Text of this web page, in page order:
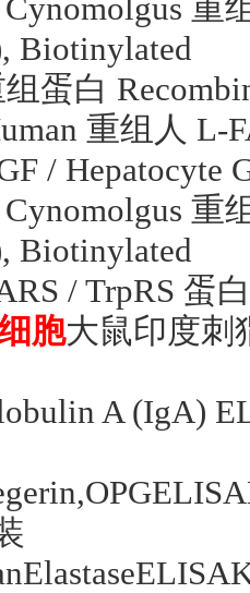
重
Biotinylated
蛋白
重组人 L-
/ Hepatocyte
重
Biotinylated
/ TrpRS 蛋白
胞大鼠印度刺
A (IgA)